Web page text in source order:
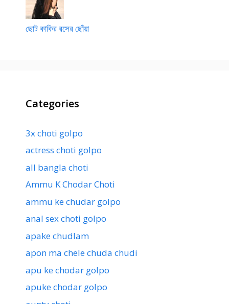
ছোট কাকির রসের ছোঁয়া
Categories
3x choti golpo
actress choti golpo
all bangla choti
Ammu K Chodar Choti
ammu ke chudar golpo
anal sex choti golpo
apake chudlam
apon ma chele chuda chudi
apu ke chodar golpo
apuke chodar golpo